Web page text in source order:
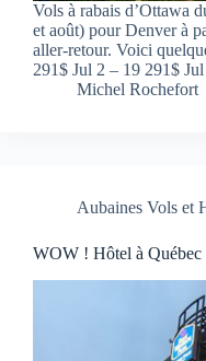
Vols à rabais d’Ottawa
et août) pour Denver à
aller-retour. Voici
291$ Jul 2 – 19 291$
Michel Rochefort
Aubaines Vols et
WOW ! Hôtel à Québec